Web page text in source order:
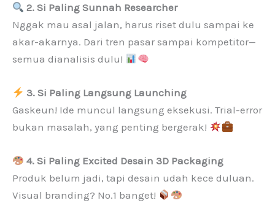
2. Si Paling Sunnah Researcher
Nggak mau asal jalan, harus riset dulu sampai ke
akar-akarnya. Dari tren pasar sampai kompetitor—
semua dianalisis dulu!
3. Si Paling Langsung Launching
Gaskeun! Ide muncul langsung eksekusi. Trial-error
bukan masalah, yang penting bergerak!
4. Si Paling Excited Desain 3D Packaging
Produk belum jadi, tapi desain udah kece duluan.
Visual branding? No.1 banget!